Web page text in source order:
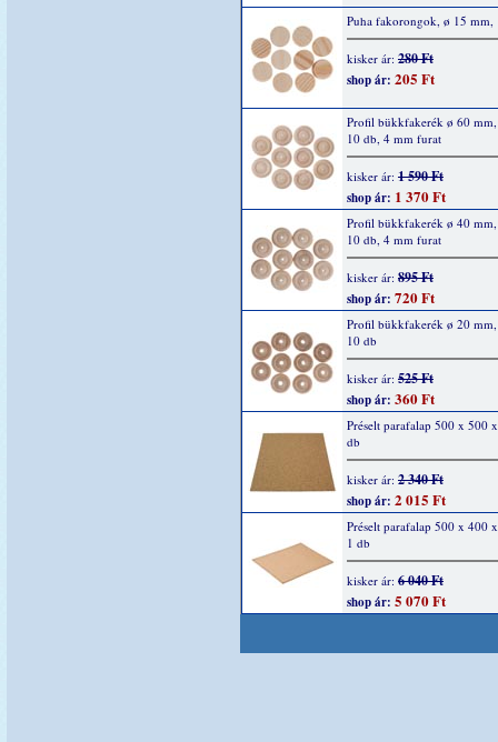
Puha fakorongok, ø 15 mm,
kisker ár: 280 Ft
shop ár: 205 Ft
Profil bükkfakerék ø 60
10 db, 4 mm furat
kisker ár: 1 590 Ft
shop ár: 1 370 Ft
Profil bükkfakerék ø 40
10 db, 4 mm furat
kisker ár: 895 Ft
shop ár: 720 Ft
Profil bükkfakerék ø 20
10 db
kisker ár: 525 Ft
shop ár: 360 Ft
Préselt parafalap 500 x 500
db
kisker ár: 2 340 Ft
shop ár: 2 015 Ft
Préselt parafalap 500 x 400
1 db
kisker ár: 6 040 Ft
shop ár: 5 070 Ft